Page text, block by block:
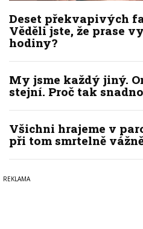
Deset překvapivých
Věděli jste, že prase
hodiny?
My jsme každý jiný.
stejní. Proč tak
Všichni hrajeme v
při tom smrtelně